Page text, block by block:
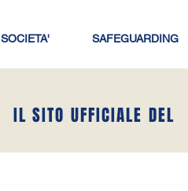
SOCIETA' SAFEGUARDING
IL SITO UFFICIALE DEL